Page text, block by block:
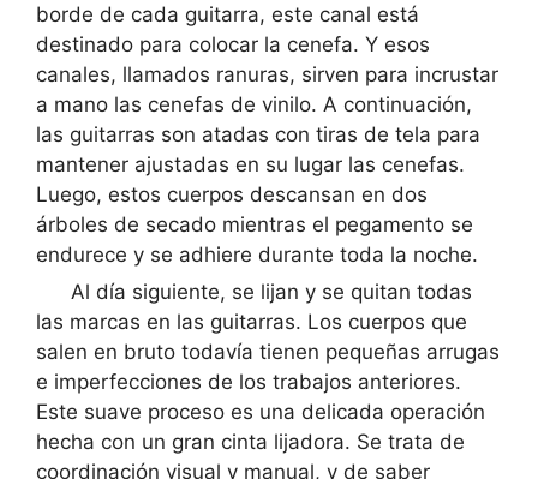
borde de cada guitarra, este canal está
destinado para colocar la cenefa. Y esos
canales, llamados ranuras, sirven para incrustar
a mano las cenefas de vinilo. A continuación,
las guitarras son atadas con tiras de tela para
mantener ajustadas en su lugar las cenefas.
Luego, estos cuerpos descansan en dos
árboles de secado mientras el pegamento se
endurece y se adhiere durante toda la noche.
Al día siguiente, se lijan y se quitan todas
las marcas en las guitarras. Los cuerpos que
salen en bruto todavía tienen pequeñas arrugas
e imperfecciones de los trabajos anteriores.
Este suave proceso es una delicada operación
hecha con un gran cinta lijadora. Se trata de
coordinación visual y manual, y de saber